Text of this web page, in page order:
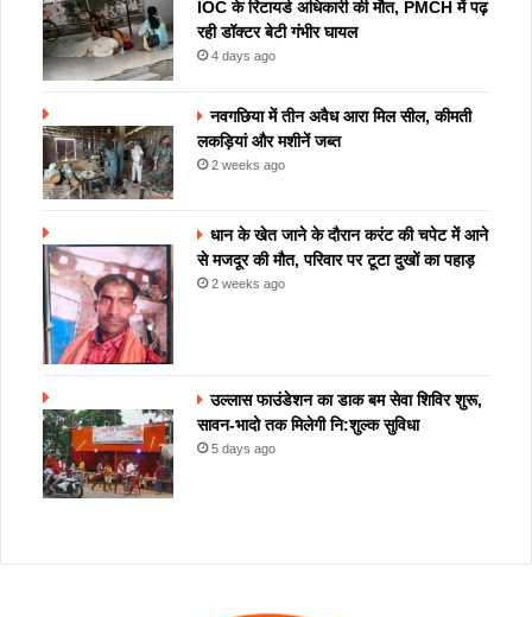
IOC के रिटायर्ड अधिकारी की मौत, PMCH में पढ़
रही डॉक्टर बेटी गंभीर घायल
4 days ago
नवगछिया में तीन अवैध आरा मिल सील, कीमती
लकड़ियां और मशीनें जब्त
2 weeks ago
धान के खेत जाने के दौरान करंट की चपेट में आने
से मजदूर की मौत, परिवार पर टूटा दुखों का पहाड़
2 weeks ago
उल्लास फाउंडेशन का डाक बम सेवा शिविर शुरू,
सावन-भादो तक मिलेगी नि:शुल्क सुविधा
5 days ago